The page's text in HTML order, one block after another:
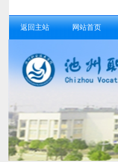
返回主站 网站首页